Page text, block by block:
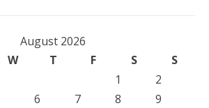
August 2026
W T F S
S
1
2
6 7 8
9